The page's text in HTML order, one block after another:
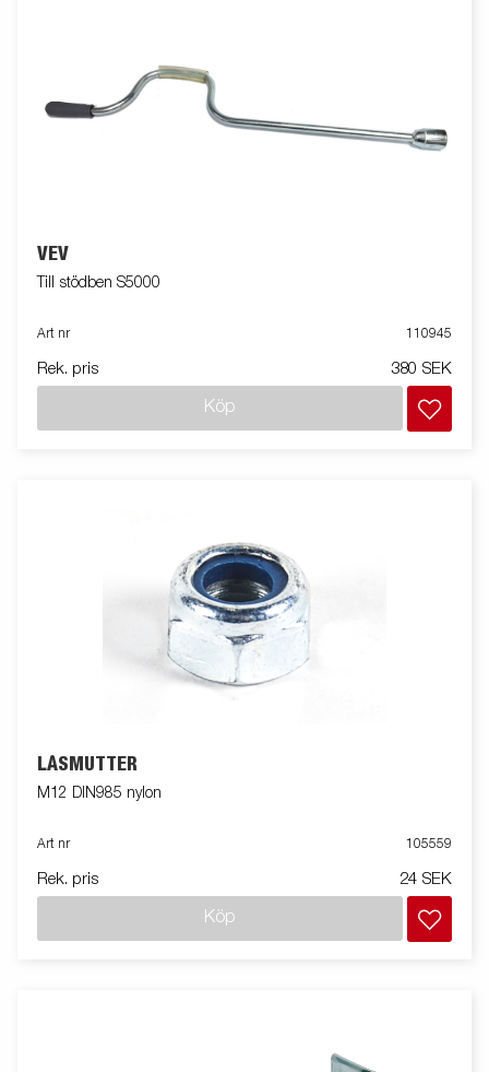
VEV
Till stödben S5000
Art nr 110945
Rek. pris 380 SEK
Köp
LÅSMUTTER
M12 DIN985 nylon
Art nr 105559
Rek. pris 24 SEK
Köp